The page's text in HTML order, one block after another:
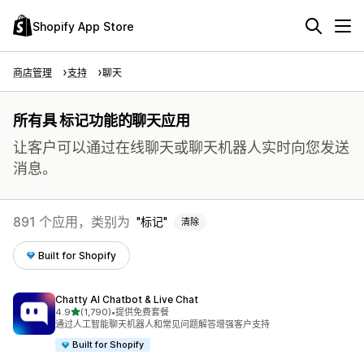
Shopify App Store
商店管理 支持 聊天
所有具 标记功能的聊天应用
让客户可以通过在线聊天或聊天机器人实时向您发送
消息。
891 个应用，类别为 标记 清除
Built for Shopify
Chatty AI Chatbot & Live Chat
4.9星（满分 5 星）
(1,790)
总共 1790 条评论
•提供免费套餐
通过人工智能聊天机器人和常见问题解答增强客户支持
Built for Shopify